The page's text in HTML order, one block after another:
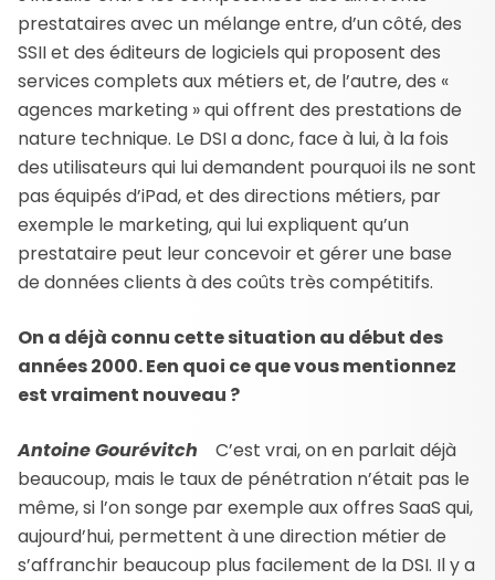
prestataires avec un mélange entre, d’un côté, des
SSII et des éditeurs de logiciels qui proposent des
services complets aux métiers et, de l’autre, des «
agences marketing » qui offrent des prestations de
nature technique. Le DSI a donc, face à lui, à la fois
des utilisateurs qui lui demandent pourquoi ils ne sont
pas équipés d’iPad, et des directions métiers, par
exemple le marketing, qui lui expliquent qu’un
prestataire peut leur concevoir et gérer une base
de données clients à des coûts très compétitifs.
On a déjà connu cette situation au début des
années 2000. Een quoi ce que vous mentionnez
est vraiment nouveau ?
Antoine Gourévitch C’est vrai, on en parlait déjà
beaucoup, mais le taux de pénétration n’était pas le
même, si l’on songe par exemple aux offres SaaS qui,
aujourd’hui, permettent à une direction métier de
s’affranchir beaucoup plus facilement de la DSI. Il y a